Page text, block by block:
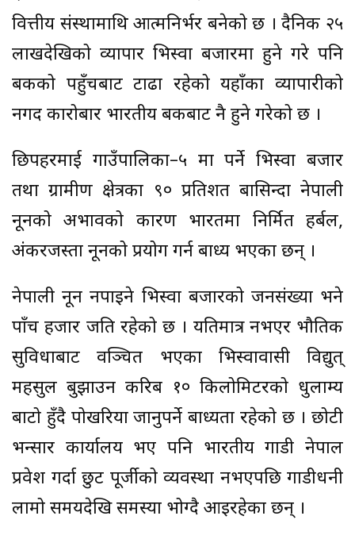
वित्तीय संस्थामाथि आत्मनिर्भर बनेको छ । दैनिक २५
लाखदेखिको व्यापार भिस्वा बजारमा हुने गरे पनि
बैंकको पहुँचबाट टाढा रहेको यहाँका व्यापारीको
नगद कारोबार भारतीय बैंकबाट नै हुने गरेको छ ।
छिपहरमाई गाउँपालिका–५ मा पर्ने भिस्वा बजार
तथा ग्रामीण क्षेत्रका ९० प्रतिशत बासिन्दा नेपाली
नूनको अभावको कारण भारतमा निर्मित हर्बल,
अंकरजस्ता नूनको प्रयोग गर्न बाध्य भएका छन् ।
नेपाली नून नपाइने भिस्वा बजारको जनसंख्या भने
पाँच हजार जति रहेको छ । यतिमात्र नभएर भौतिक
सुविधाबाट वञ्चित भएका भिस्वावासी विद्युत्
महसुल बुझाउन करिब १० किलोमिटरको धुलाम्य
बाटो हुँदै पोखरिया जानुपर्ने बाध्यता रहेको छ । छोटी
भन्सार कार्यालय भए पनि भारतीय गाडी नेपाल
प्रवेश गर्दा छुट पूर्जीको व्यवस्था नभएपछि गाडीधनी
लामो समयदेखि समस्या भोग्दै आइरहेका छन् ।